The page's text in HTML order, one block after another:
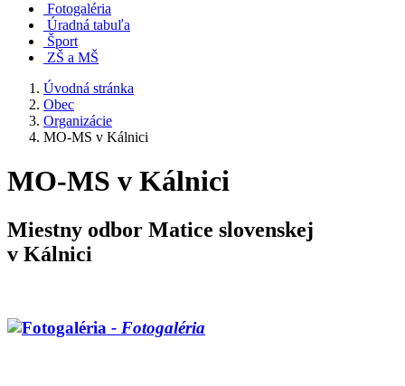
Fotogaléria
Úradná tabuľa
Šport
ZŠ a MŠ
Úvodná stránka
Obec
Organizácie
MO-MS v Kálnici
MO-MS v Kálnici
Miestny odbor Matice slovenskej
v Kálnici
- Fotogaléria